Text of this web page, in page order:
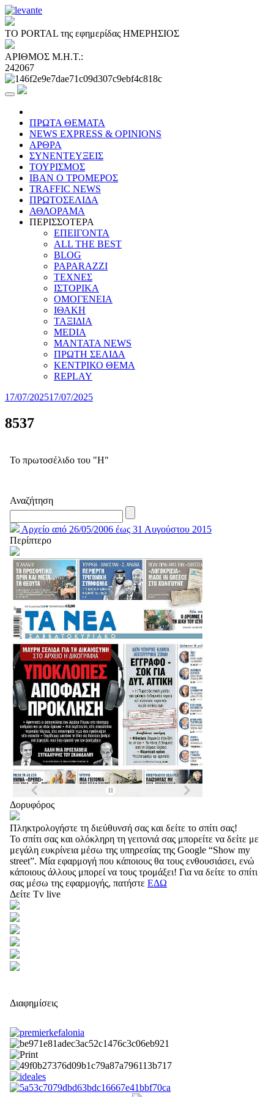
ΤΟ PORTAL της εφημερίδας ΗΜΕΡΗΣΙΟΣ
ΑΡΙΘΜΟΣ Μ.Η.Τ.:
242067
ΠΡΩΤΑ ΘΕΜΑΤΑ
NEWS EXPRESS & OPINIONS
ΑΡΘΡΑ
ΣΥΝΕΝΤΕΥΞΕΙΣ
ΤΟΥΡΙΣΜΟΣ
ΙΒΑΝ Ο ΤΡΟΜΕΡΟΣ
TRAFFIC NEWS
ΠΡΩΤΟΣΕΛΙΔΑ
ΑΘΛΟΡΑΜΑ
ΠΕΡΙΣΣΟΤΕΡΑ
ΕΠΕΙΓΟΝΤΑ
ALL THE BEST
BLOG
PAPARAZZI
ΤΕΧΝΕΣ
ΙΣΤΟΡΙΚΑ
ΟΜΟΓΕΝΕΙΑ
ΙΘΑΚΗ
ΤΑΞΙΔΙΑ
MEDIA
MANTATA NEWS
ΠΡΩΤΗ ΣΕΛΙΔΑ
ΚΕΝΤΡΙΚΟ ΘΕΜΑ
REPLAY
17/07/202517/07/2025
8537
Το πρωτοσέλιδο του "Η"
Αναζήτηση
Αρχείο από 26/05/2006 έως 31 Αυγούστου 2015
Περίπτερο
Δορυφόρος
Πληκτρολογήστε τη διεύθυνσή σας και δείτε το σπίτι σας!
Το σπίτι σας και ολόκληρη τη γειτονιά σας μπορείτε να δείτε με
μεγάλη ευκρίνεια μέσω της υπηρεσίας της Google “Show my
street”. Μία εφαρμογή που κάποιους θα τους ενθουσιάσει, ενώ
κάποιους άλλους μπορεί να τους τρομάξει! Για να δείτε το σπίτι
σας μέσω της εφαρμογής, πατήστε ΕΔΩ
Δείτε Tv live
Διαφημίσεις